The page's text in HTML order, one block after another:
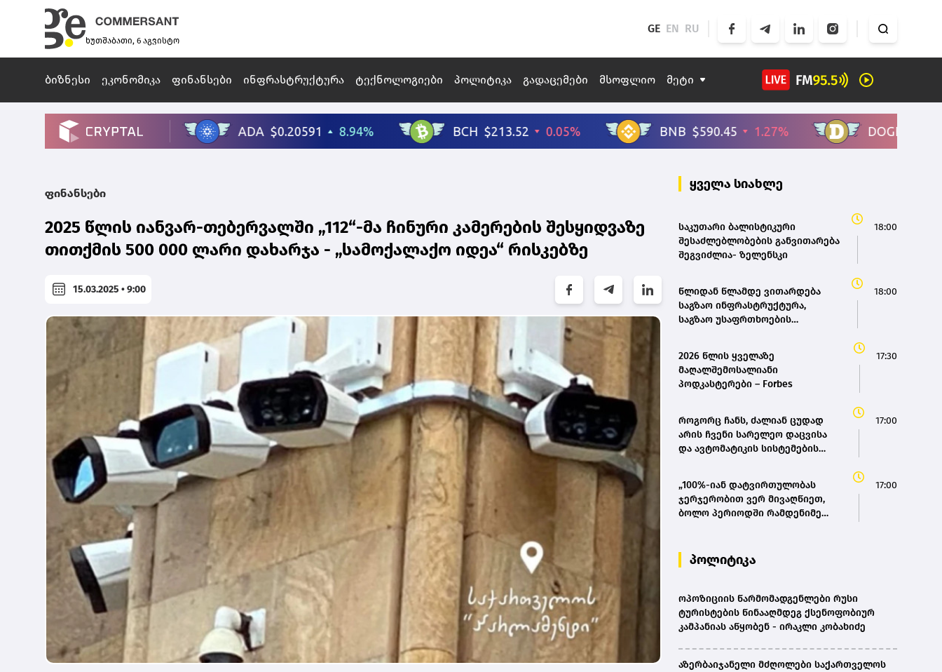
ხუთშაბათი, 6 აგვისტო
GE EN RU
ბიზნესი ეკონომიკა ფინანსები ინფრასტრუქტურა ტექნოლოგიები პოლიტიკა გადაცემები მსოფლიო მეტი
ფინანსები
2025 წლის იანვარ-თებერვალში „112“-მა ჩინური კამერების შესყიდვაზე
თითქმის 500 000 ლარი დახარჯა - „სამოქალაქო იდეა“ რისკებზე
15.03.2025 • 9:00
ყველა სიახლე
საკუთარი ბალისტიკური
შესაძლებლობების განვითარება
შეგვიძლია- ზელენსკი
18:00
წლიდან წლამდე ვითარდება
საგზაო ინფრასტრუქტურა,
საგზაო უსაფრთხოების
ავამაღლოთ უსაფრთხოების
ხარისხი საქართველოს გზებზე,
ამას სჭირდება თანმიმდევრული
18:00
2026 წლის ყველაზე
მაღალშემოსალიანი
პოდკასტერები – Forbes
17:30
როგორც ჩანს, ძალიან ცუდად
არის ჩვენი სარელეო დაცვისა
და ავტომატიკის სისტემების
17:00
„100%-იან დატვირთულობას
ჯერჯერობით ვერ მივაღწიეთ,
ბოლო პერიოდში რამდენიმე
17:00
პოლიტიკა
ოპოზიციის წარმომადგენლები რუსი
ტურისტების წინააღმდეგ ქსენოფობიურ
კამპანიას აწყობენ - ირაკლი კობახიძე
აზერბაიჯანელი მძღოლები საქართველოს